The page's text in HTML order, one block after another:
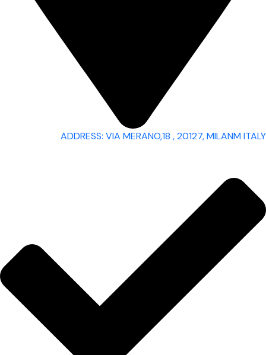
ADDRESS: VIA MERANO,18 , 20127, MILANM ITALY